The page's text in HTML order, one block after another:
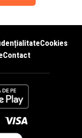
Cookies
Contact